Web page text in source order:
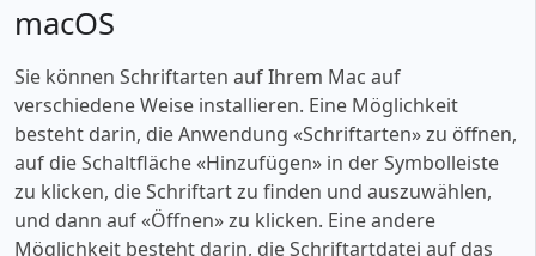
macOS
Sie können Schriftarten auf Ihrem Mac auf
verschiedene Weise installieren. Eine Möglichkeit
besteht darin, die Anwendung «‎Schriftarten» zu öffnen,
auf die Schaltfläche «‎Hinzufügen» in der Symbolleiste
zu klicken, die Schriftart zu finden und auszuwählen,
und dann auf «‎Öffnen» zu klicken. Eine andere
Möglichkeit besteht darin, die Schriftartdatei auf das